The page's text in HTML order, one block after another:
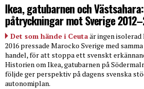
Ikea, gatubarnen och
påtryckningar mot Sverige
Det som hände i Ceutaär ingen isolerad
2016 pressade Marocko Sverige med
handel, för att stoppa ett svenskt
Historien om Ikea, gatubarnen på
följde ger perspektiv på dagens svenska
autonomiplan.